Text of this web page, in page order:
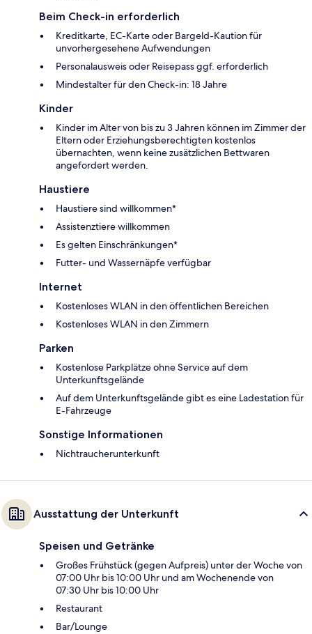
Beim Check-in erforderlich
Kreditkarte, EC-Karte oder Bargeld-Kaution für
unvorhergesehene Aufwendungen
Personalausweis oder Reisepass ggf. erforderlich
Mindestalter für den Check-in: 18 Jahre
Kinder
Kinder im Alter von bis zu 3 Jahren können im Zimmer der
Eltern oder Erziehungsberechtigten kostenlos
übernachten, wenn keine zusätzlichen Bettwaren
angefordert werden.
Haustiere
Haustiere sind willkommen*
Assistenztiere willkommen
Es gelten Einschränkungen*
Futter- und Wassernäpfe verfügbar
Internet
Kostenloses WLAN in den öffentlichen Bereichen
Kostenloses WLAN in den Zimmern
Parken
Kostenlose Parkplätze ohne Service auf dem
Unterkunftsgelände
Auf dem Unterkunftsgelände gibt es eine Ladestation für
E-Fahrzeuge
Sonstige Informationen
Nichtraucherunterkunft
Ausstattung der Unterkunft
Speisen und Getränke
Großes Frühstück (gegen Aufpreis) unter der Woche von
07:00 Uhr bis 10:00 Uhr und am Wochenende von
07:30 Uhr bis 10:00 Uhr
Restaurant
Bar/Lounge